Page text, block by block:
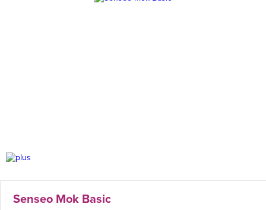
Senseo Mok Basic